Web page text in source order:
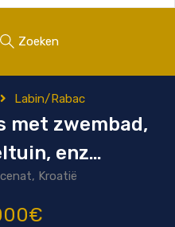
Zoeken
Labin/Rabac
met zwembad,
enz…
Kroatië